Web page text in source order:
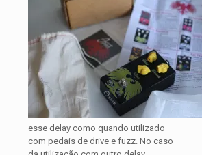
esse delay como quando utilizado
com pedais de drive e fuzz. No caso